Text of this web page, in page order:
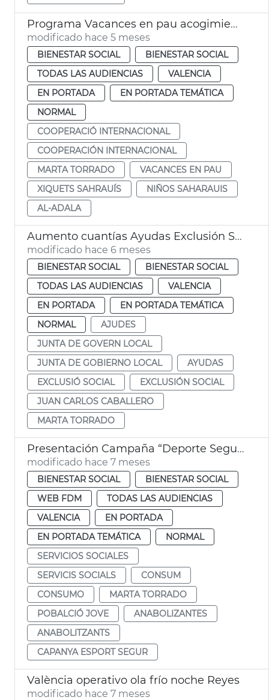
Programa Vacances en pau acogimiento niños saharauis
modificado hace 5 meses
BIENESTAR SOCIAL
BIENESTAR SOCIAL
TODAS LAS AUDIENCIAS
VALENCIA
EN PORTADA
EN PORTADA TEMÁTICA
NORMAL
COOPERACIÓ INTERNACIONAL
COOPERACIÓN INTERNACIONAL
MARTA TORRADO
VACANCES EN PAU
XIQUETS SAHRAUÍS
NIÑOS SAHARAUIS
AL-ADALA
Aumento cuantías Ayudas Exclusión Social València
modificado hace 6 meses
BIENESTAR SOCIAL
BIENESTAR SOCIAL
TODAS LAS AUDIENCIAS
VALENCIA
EN PORTADA
EN PORTADA TEMÁTICA
NORMAL
AJUDES
JUNTA DE GOVERN LOCAL
JUNTA DE GOBIERNO LOCAL
AYUDAS
EXCLUSIÓ SOCIAL
EXCLUSIÓN SOCIAL
JUAN CARLOS CABALLERO
MARTA TORRADO
Presentación Campaña “Deporte Seguro” *sensibilitazació anabolizantes
modificado hace 7 meses
BIENESTAR SOCIAL
BIENESTAR SOCIAL
WEB FDM
TODAS LAS AUDIENCIAS
VALENCIA
EN PORTADA
EN PORTADA TEMÁTICA
NORMAL
SERVICIOS SOCIALES
SERVICIS SOCIALS
CONSUM
CONSUMO
MARTA TORRADO
POBALCIÓ JOVE
ANABOLIZANTES
ANABOLITZANTS
CAPANYA ESPORT SEGUR
València operativo ola frío noche Reyes
modificado hace 7 meses